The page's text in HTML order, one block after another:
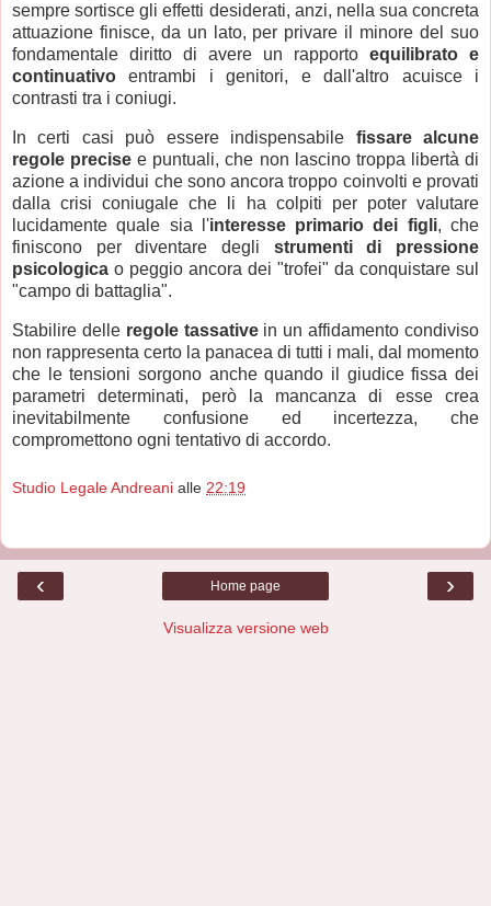
sempre sortisce gli effetti desiderati, anzi, nella sua concreta
attuazione finisce, da un lato, per privare il minore del suo
fondamentale diritto di avere un rapporto equilibrato e
continuativo entrambi i genitori, e dall'altro acuisce i
contrasti tra i coniugi.
In certi casi può essere indispensabile fissare alcune
regole precise e puntuali, che non lascino troppa libertà di
azione a individui che sono ancora troppo coinvolti e provati
dalla crisi coniugale che li ha colpiti per poter valutare
lucidamente quale sia l'interesse primario dei figli, che
finiscono per diventare degli strumenti di pressione
psicologica o peggio ancora dei "trofei" da conquistare sul
"campo di battaglia".
Stabilire delle regole tassativein un affidamento condiviso
non rappresenta certo la panacea di tutti i mali, dal momento
che le tensioni sorgono anche quando il giudice fissa dei
parametri determinati, però la mancanza di esse crea
inevitabilmente confusione ed incertezza, che
compromettono ogni tentativo di accordo.
Studio Legale Andreani alle 22:19
‹ ›
Home page
Visualizza versione web